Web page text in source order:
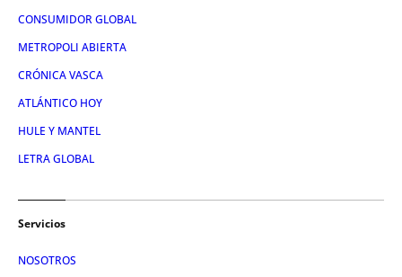
CONSUMIDOR GLOBAL
METROPOLI ABIERTA
CRÓNICA VASCA
ATLÁNTICO HOY
HULE Y MANTEL
LETRA GLOBAL
Servicios
NOSOTROS